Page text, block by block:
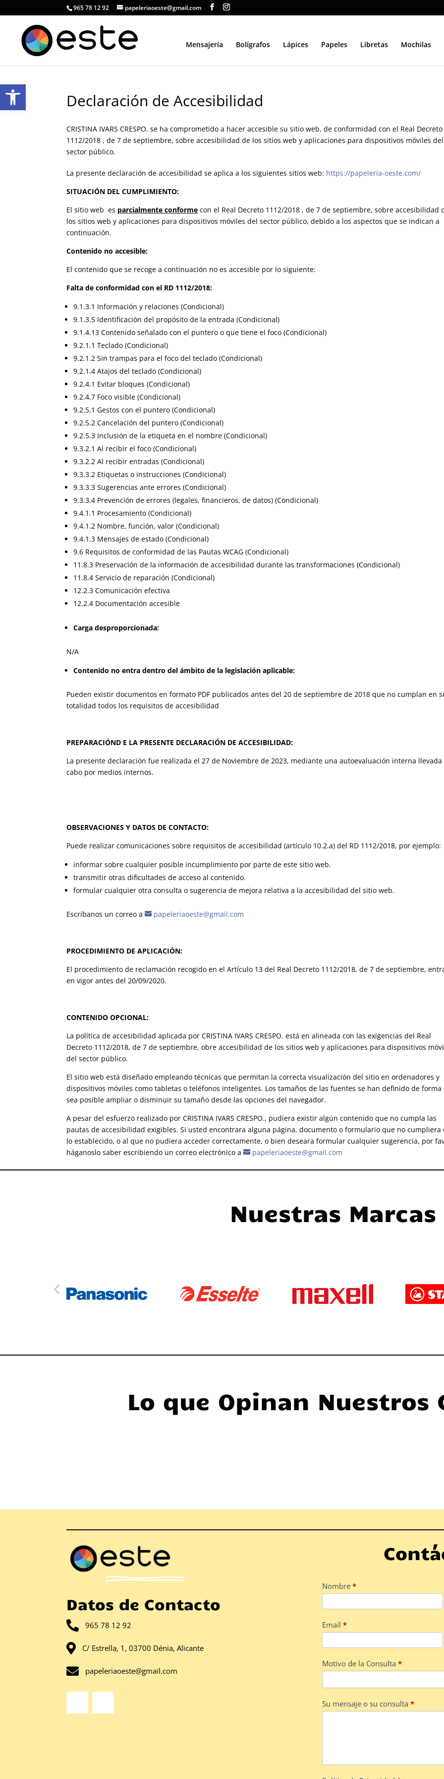
965 78 12 92 papeleriaoeste@gmail.com
Mensajería Bolígrafos Lápices Papeles Libretas Mochilas
Declaración de Accesibilidad
CRISTINA IVARS CRESPO. se ha comprometido a hacer accesible su sitio web, de conformidad con el Real Decreto
1112/2018 , de 7 de septiembre, sobre accesibilidad de los sitios web y aplicaciones para dispositivos móviles del
sector público.
La presente declaración de accesibilidad se aplica a los siguientes sitios web: https://papeleria-oeste.com/
SITUACIÓN DEL CUMPLIMIENTO:
El sitio web es parcialmente conforme con el Real Decreto 1112/2018 , de 7 de septiembre, sobre accesibilidad
los sitios web y aplicaciones para dispositivos móviles del sector público, debido a los aspectos que se indican a
continuación.
Contenido no accesible:
El contenido que se recoge a continuación no es accesible por lo siguiente:
Falta de conformidad con el RD 1112/2018:
9.1.3.1 Información y relaciones (Condicional)
9.1.3.5 Identificación del propósito de la entrada (Condicional)
9.1.4.13 Contenido señalado con el puntero o que tiene el foco (Condicional)
9.2.1.1 Teclado (Condicional)
9.2.1.2 Sin trampas para el foco del teclado (Condicional)
9.2.1.4 Atajos del teclado (Condicional)
9.2.4.1 Evitar bloques (Condicional)
9.2.4.7 Foco visible (Condicional)
9.2.5.1 Gestos con el puntero (Condicional)
9.2.5.2 Cancelación del puntero (Condicional)
9.2.5.3 Inclusión de la etiqueta en el nombre (Condicional)
9.3.2.1 Al recibir el foco (Condicional)
9.3.2.2 Al recibir entradas (Condicional)
9.3.3.2 Etiquetas o instrucciones (Condicional)
9.3.3.3 Sugerencias ante errores (Condicional)
9.3.3.4 Prevención de errores (legales, financieros, de datos) (Condicional)
9.4.1.1 Procesamiento (Condicional)
9.4.1.2 Nombre, función, valor (Condicional)
9.4.1.3 Mensajes de estado (Condicional)
9.6 Requisitos de conformidad de las Pautas WCAG (Condicional)
11.8.3 Preservación de la información de accesibilidad durante las transformaciones (Condicional)
11.8.4 Servicio de reparación (Condicional)
12.2.3 Comunicación efectiva
12.2.4 Documentación accesible
Carga desproporcionada:
N/A
Contenido no entra dentro del ámbito de la legislación aplicable:
Pueden existir documentos en formato PDF publicados antes del 20 de septiembre de 2018 que no cumplan en
totalidad todos los requisitos de accesibilidad
PREPARACIÓND E LA PRESENTE DECLARACIÓN DE ACCESIBILIDAD:
La presente declaración fue realizada el 27 de Noviembre de 2023, mediante una autoevaluación interna llevada
cabo por medios internos.
OBSERVACIONES Y DATOS DE CONTACTO:
Puede realizar comunicaciones sobre requisitos de accesibilidad (artículo 10.2.a) del RD 1112/2018, por ejemplo:
informar sobre cualquier posible incumplimiento por parte de este sitio web.
transmitir otras dificultades de acceso al contenido.
formular cualquier otra consulta o sugerencia de mejora relativa a la accesibilidad del sitio web.
Escríbanos un correo a papeleriaoeste@gmail.com
PROCEDIMIENTO DE APLICACIÓN:
El procedimiento de reclamación recogido en el Artículo 13 del Real Decreto 1112/2018, de 7 de septiembre,
en vigor antes del 20/09/2020.
CONTENIDO OPCIONAL:
La política de accesibilidad aplicada por CRISTINA IVARS CRESPO. está en alineada con las exigencias del Real
Decreto 1112/2018, de 7 de septiembre, obre accesibilidad de los sitios web y aplicaciones para dispositivos
del sector público.
El sitio web está diseñado empleando técnicas que permitan la correcta visualización del sitio en ordenadores y
dispositivos móviles como tabletas o teléfonos inteligentes. Los tamaños de las fuentes se han definido de forma
sea posible ampliar o disminuir su tamaño desde las opciones del navegador.
A pesar del esfuerzo realizado por CRISTINA IVARS CRESPO., pudiera existir algún contenido que no cumpla las
pautas de accesibilidad exigibles. Si usted encontrara alguna página, documento o formulario que no cumpliera
lo establecido, o al que no pudiera acceder correctamente, o bien deseara formular cualquier sugerencia, por
háganoslo saber escribiendo un correo electrónico a
papeleriaoeste@gmail.com
Nuestras Marcas
Lo que Opinan Nuestros
Datos de Contacto
 965 78 12 92
 C/ Estrella, 1, 03700 Dénia, Alicante
 papeleriaoeste@gmail.com
Contact
Us
Nombre*
Email*
Motivo de la Consulta*
Su mensaje o su consulta*
Abrir barra de herramientas